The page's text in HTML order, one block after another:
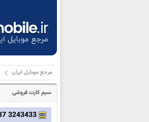
مرجع موبایل ایران
سیم کارت فروشی
3243433 0937